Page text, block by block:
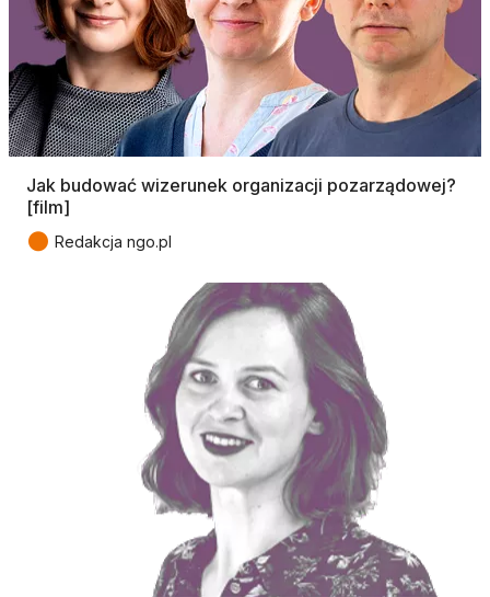
Jak budować wizerunek organizacji pozarządowej?
[film]
● Redakcja ngo.pl